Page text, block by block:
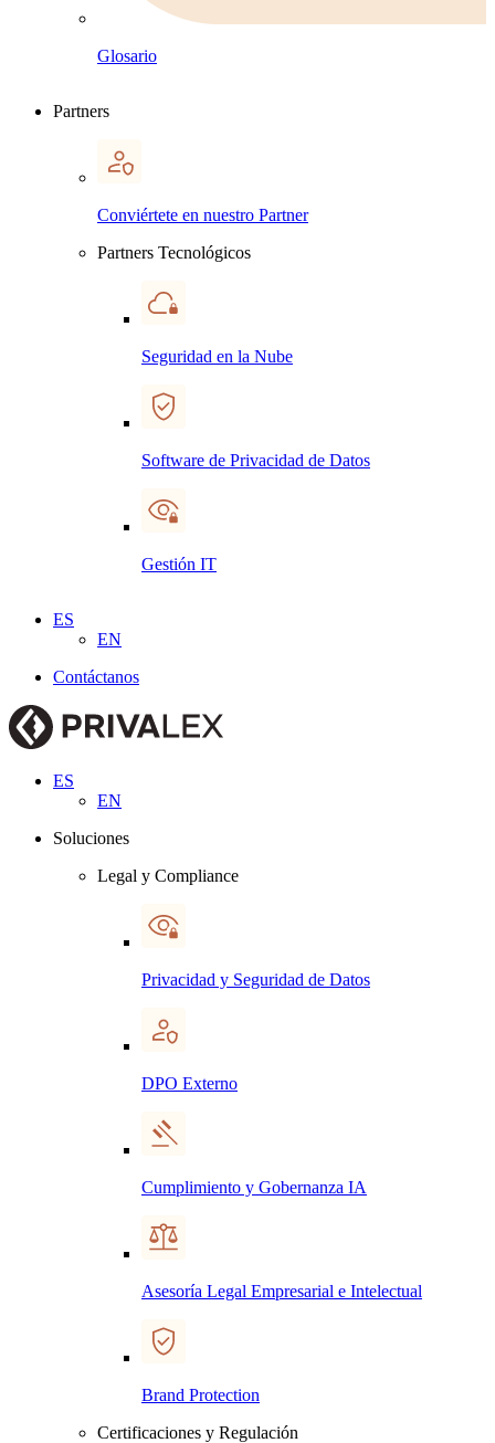
Glosario
Partners
Conviértete en nuestro Partner
Partners Tecnológicos
Seguridad en la Nube
Software de Privacidad de Datos
Gestión IT
ES
EN
Contáctanos
ES
EN
Soluciones
Legal y Compliance
Privacidad y Seguridad de Datos
DPO Externo
Cumplimiento y Gobernanza IA
Asesoría Legal Empresarial e Intelectual
Brand Protection
Certificaciones y Regulación